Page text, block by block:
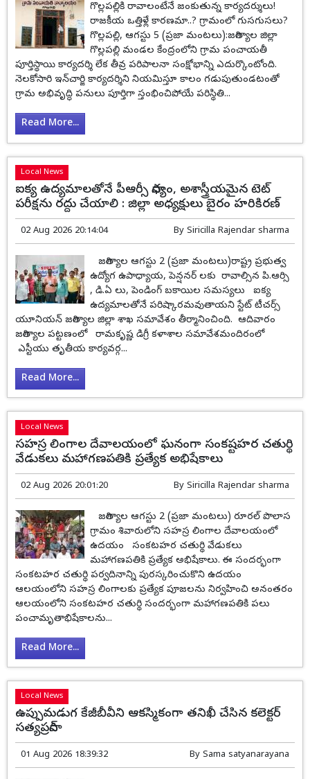
గొల్లపల్లికి రావాలంటేనే జంకుతున్న కార్యదర్శులు!
రాజకీయ ఒత్తిళ్లే కారణమా..? గ్రామంలో గుసగుసలు?
గొల్లపల్లి, ఆగస్టు 5 (ప్రజా మంటలు):జగిత్యాల జిల్లా
గొల్లపల్లి మండల కేంద్రంలోని గ్రామ పంచాయతీ
పూర్తిస్థాయి కార్యదర్శి లేక తీవ్ర పరిపాలనా సంక్షోభాన్ని ఎదుర్కొంటోంది.
నెలకోసారి ఇన్‌చార్జి కార్యదర్శిని నియమిస్తూ కాలం గడుపుతుండటంతో
గ్రామ అభివృద్ధి పనులు పూర్తిగా స్తంభించిపోయే పరిస్థితి...
Read More...
Local News
ఐక్య ఉద్యమాలతోనే పీఆర్సీ సాధ్యం, అశాస్త్రీయమైన టెట్
పరీక్షను రద్దు చేయాలి : జిల్లా అధ్యక్షులు బైరం హరికిరణ్
02 Aug 2026 20:14:04 By Siricilla Rajendar sharma
జగిత్యాల ఆగస్టు 2 (ప్రజా మంటలు)రాష్ట్ర ప్రభుత్వ
ఉద్యోగ ఉపాధ్యాయ, పెన్షనర్ లకు రావాల్సిన పి.ఆర్సి
, డి.ఏ లు, పెండింగ్ బకాయిల సమస్యలు ఐక్య
ఉద్యమాలతోనే పరిష్కారమవుతాయని స్టేట్ టీచర్స్
యూనియన్ జగిత్యాల జిల్లా శాఖ సమావేశం తీర్మానించింది. ఆదివారం
జగిత్యాల పట్టణంలో రామకృష్ణ డిగ్రీ కళాశాల సమావేశమందిరంలో
ఎస్టీయు తృతీయ కార్యవర్గ...
Read More...
Local News
సహస్ర లింగాల దేవాలయంలో ఘనంగా సంకష్టహర చతుర్థి
వేడుకలు మహాగణపతికి ప్రత్యేక అభిషేకాలు
02 Aug 2026 20:01:20 By Siricilla Rajendar sharma
జగిత్యాల ఆగస్టు 2 (ప్రజా మంటలు) రూరల్ పొలాస
గ్రామం శివారులోని సహస్ర లింగాల దేవాలయంలో
ఉదయం సంకటహర చతుర్థి వేడుకలు
మహాగణపతికి ప్రత్యేక అభిషేకాలు. ఈ సందర్భంగా
సంకటహర చతుర్థి పర్వదినాన్ని పురస్కరించుకొని ఉదయం
ఆలయంలోని సహస్ర లింగాలకు ప్రత్యేక పూజలను నిర్వహించి అనంతరం
ఆలయంలోని సంకటహర చతుర్థి సందర్భంగా మహాగణపతికి పలు
పంచామృతాభిషేకాలను...
Read More...
Local News
ఉప్పుమడుగ కేజీబీవీని ఆకస్మికంగా తనిఖీ చేసిన కలెక్టర్
సత్యప్రసాద్
01 Aug 2026 18:39:32 By Sama satyanarayana